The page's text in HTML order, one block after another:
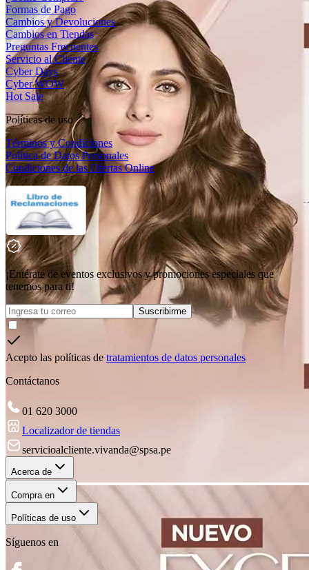
Formas de Pago
Cambios y Devoluciones
Cambios en Tiendas
Preguntas Frecuentes
Servicio al Cliente
Cyber Days
Cyber WOW
Hot Sale
Políticas de uso
Términos y Condiciones
Política de Datos Personales
Condiciones de las Ofertas Online
¡Entérate de eventos exclusivos y promociones especiales que
tenemos para ti!
Suscribirme
Acepto las políticas de tratamientos de datos personales
Contáctanos
01 620 3000
Localizador de tiendas
servicioalcliente.vivanda@spsa.pe
Acerca de
Compra en
Políticas de uso
Síguenos en